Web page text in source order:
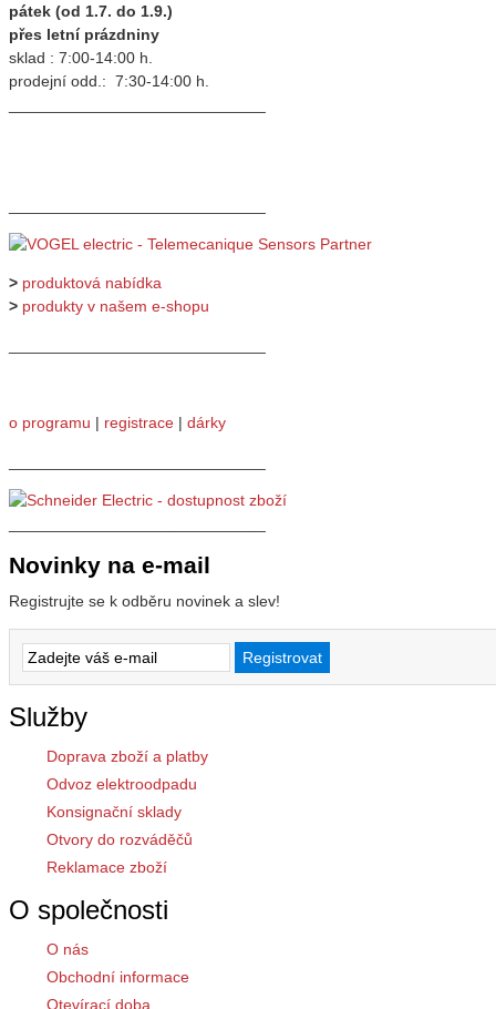
pátek (od 1.7. do 1.9.)
přes letní prázdniny
sklad : 7:00-14:00 h.
prodejní odd.: 7:30-14:00 h.
> produktová nabídka
> produkty v našem e-shopu
o programu | registrace | dárky
Novinky na e-mail
Registrujte se k odběru novinek a slev!
Služby
Doprava zboží a platby
Odvoz elektroodpadu
Konsignační sklady
Otvory do rozváděčů
Reklamace zboží
O společnosti
O nás
Obchodní informace
Otevírací doba